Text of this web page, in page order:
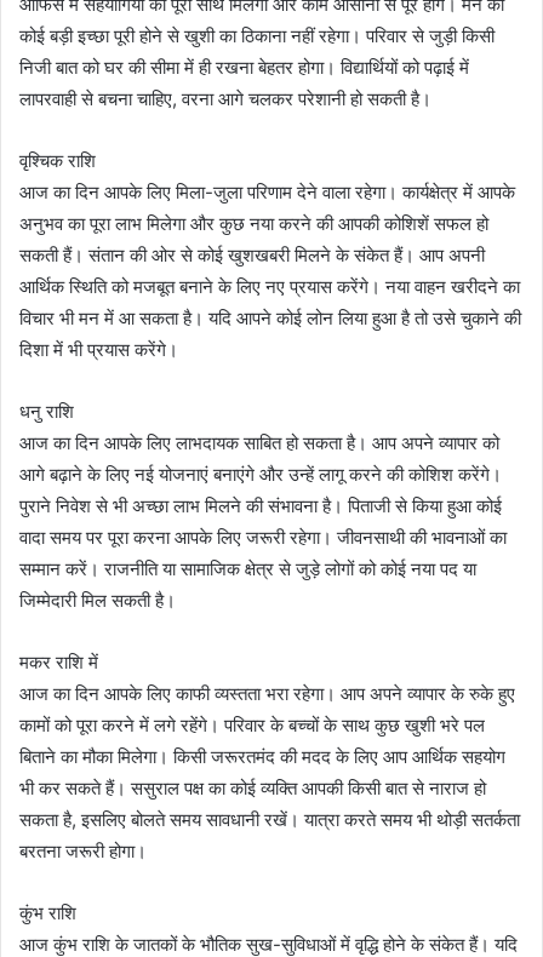
कोई बड़ी इच्छा पूरी होने से खुशी का ठिकाना नहीं रहेगा। परिवार से जुड़ी किसी
निजी बात को घर की सीमा में ही रखना बेहतर होगा। विद्यार्थियों को पढ़ाई में
लापरवाही से बचना चाहिए, वरना आगे चलकर परेशानी हो सकती है।
वृश्चिक राशि
आज का दिन आपके लिए मिला-जुला परिणाम देने वाला रहेगा। कार्यक्षेत्र में आपके
अनुभव का पूरा लाभ मिलेगा और कुछ नया करने की आपकी कोशिशें सफल हो
सकती हैं। संतान की ओर से कोई खुशखबरी मिलने के संकेत हैं। आप अपनी
आर्थिक स्थिति को मजबूत बनाने के लिए नए प्रयास करेंगे। नया वाहन खरीदने का
विचार भी मन में आ सकता है। यदि आपने कोई लोन लिया हुआ है तो उसे चुकाने की
दिशा में भी प्रयास करेंगे।
धनु राशि
आज का दिन आपके लिए लाभदायक साबित हो सकता है। आप अपने व्यापार को
आगे बढ़ाने के लिए नई योजनाएं बनाएंगे और उन्हें लागू करने की कोशिश करेंगे।
पुराने निवेश से भी अच्छा लाभ मिलने की संभावना है। पिताजी से किया हुआ कोई
वादा समय पर पूरा करना आपके लिए जरूरी रहेगा। जीवनसाथी की भावनाओं का
सम्मान करें। राजनीति या सामाजिक क्षेत्र से जुड़े लोगों को कोई नया पद या
जिम्मेदारी मिल सकती है।
मकर राशि में
आज का दिन आपके लिए काफी व्यस्तता भरा रहेगा। आप अपने व्यापार के रुके हुए
कामों को पूरा करने में लगे रहेंगे। परिवार के बच्चों के साथ कुछ खुशी भरे पल
बिताने का मौका मिलेगा। किसी जरूरतमंद की मदद के लिए आप आर्थिक सहयोग
भी कर सकते हैं। ससुराल पक्ष का कोई व्यक्ति आपकी किसी बात से नाराज हो
सकता है, इसलिए बोलते समय सावधानी रखें। यात्रा करते समय भी थोड़ी सतर्कता
बरतना जरूरी होगा।
कुंभ राशि
आज कुंभ राशि के जातकों के भौतिक सुख-सुविधाओं में वृद्धि होने के संकेत हैं। यदि